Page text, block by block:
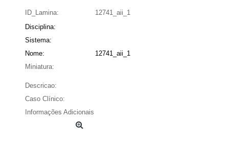
ID_Lamina:
12741_aii_1
Disciplina:
Sistema:
Nome:
12741_aii_1
Miniatura:
Descricao:
Caso Clínico:
Informações Adicionais